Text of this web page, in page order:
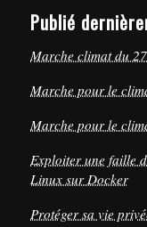
Publié
Marche climat du
Marche pour le
Marche pour le
Exploiter une faille
Linux sur Docker
Protéger sa vie